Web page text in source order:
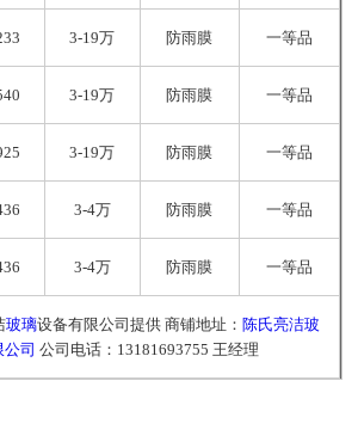
3-19万 防雨膜 一等品
3-19万 防雨膜 一等品
3-19万 防雨膜 一等品
3-4万 防雨膜 一等品
3-4万 防雨膜 一等品
玻璃设备有限公司提供 商铺地址： 陈氏亮洁玻
公司 公司电话：13181693755 王经理